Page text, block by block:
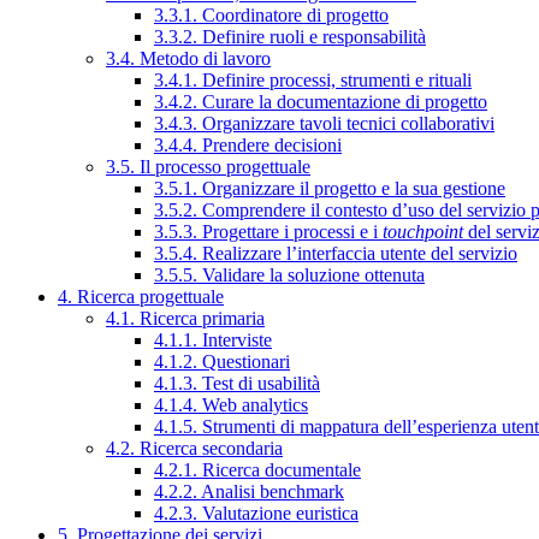
3.3.1. Coordinatore di progetto
3.3.2. Definire ruoli e responsabilità
3.4. Metodo di lavoro
3.4.1. Definire processi, strumenti e rituali
3.4.2. Curare la documentazione di progetto
3.4.3. Organizzare tavoli tecnici collaborativi
3.4.4. Prendere decisioni
3.5. Il processo progettuale
3.5.1. Organizzare il progetto e la sua gestione
3.5.2. Comprendere il contesto d’uso del servizio
3.5.3. Progettare i processi e i touchpointdel
3.5.4. Realizzare l’interfaccia utente del servizio
3.5.5. Validare la soluzione ottenuta
4. Ricerca progettuale
4.1. Ricerca primaria
4.1.1. Interviste
4.1.2. Questionari
4.1.3. Test di usabilità
4.1.4. Web analytics
4.1.5. Strumenti di mappatura dell’esperienza
4.2. Ricerca secondaria
4.2.1. Ricerca documentale
4.2.2. Analisi benchmark
4.2.3. Valutazione euristica
5. Progettazione dei servizi